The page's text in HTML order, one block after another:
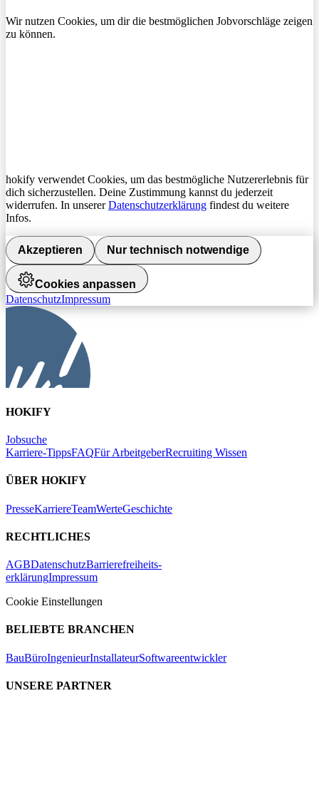
Wir nutzen Cookies, um dir die bestmöglichen Jobvorschläge zeigen
zu können.
hokify verwendet Cookies, um das bestmögliche Nutzererlebnis für
dich sicherzustellen. Deine Zustimmung kannst du jederzeit
widerrufen. In unsererDatenschutzerklärung findest du weitere
Infos.
Akzeptieren Nur technisch notwendige
Cookies anpassen
DatenschutzImpressum
HOKIFY
Jobsuche
Karriere-TippsFAQFür ArbeitgeberRecruiting Wissen
ÜBER HOKIFY
PresseKarriereTeamWerteGeschichte
RECHTLICHES
AGBDatenschutzBarrierefreiheits-
erklärungImpressum
Cookie Einstellungen
BELIEBTE BRANCHEN
BauBüroIngenieurInstallateurSoftwareentwickler
UNSERE PARTNER